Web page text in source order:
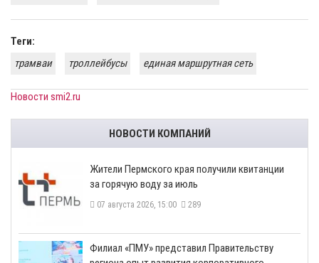
Теги:
трамваи
троллейбусы единая маршрутная сеть
Новости smi2.ru
НОВОСТИ КОМПАНИЙ
​Жители Пермского края получили квитанции
за горячую воду за июль
07 августа 2026, 15:00 289
​Филиал «ПМУ» представил Правительству